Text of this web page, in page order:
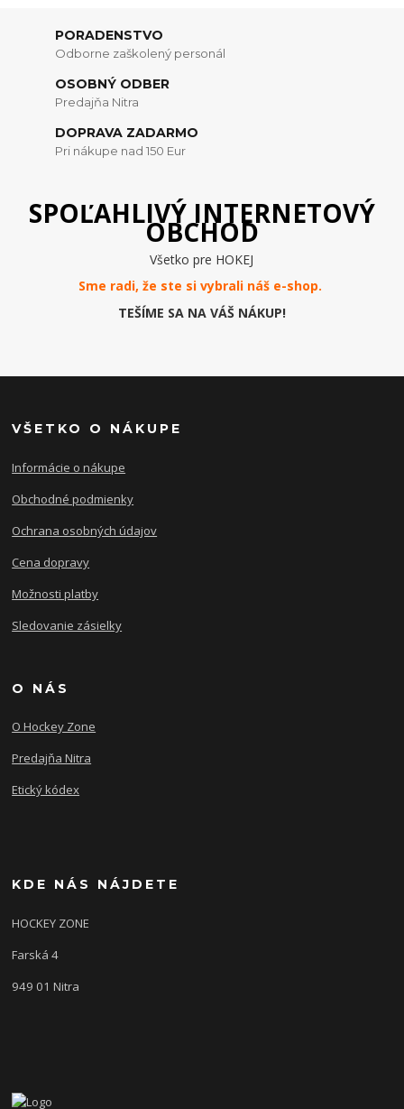
PORADENSTVO
Odborne zaškolený personál
OSOBNÝ ODBER
Predajňa Nitra
DOPRAVA ZADARMO
Pri nákupe nad 150 Eur
SPOĽAHLIVÝ INTERNETOVÝ
OBCHOD
Všetko pre HOKEJ
Sme radi, že ste si vybrali náš e-shop.
TEŠÍME SA NA VÁŠ NÁKUP!
VŠETKO O NÁKUPE
Informácie o nákupe
Obchodné podmienky
Ochrana osobných údajov
Cena dopravy
Možnosti platby
Sledovanie zásielky
O NÁS
O Hockey Zone
Predajňa Nitra
Etický kódex
KDE NÁS NÁJDETE
HOCKEY ZONE
Farská 4
949 01 Nitra